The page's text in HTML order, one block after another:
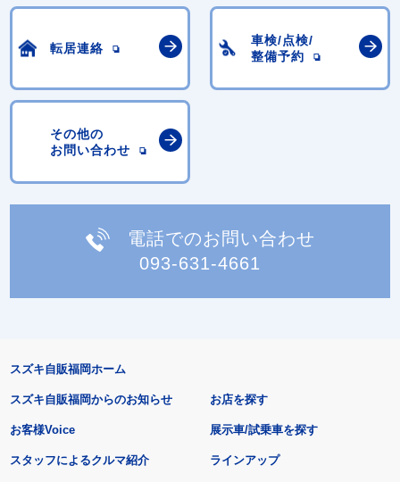
転居連絡
車検/点検/
整備予約
その他の
お問い合わせ
電話でのお問い合わせ
093-631-4661
スズキ自販福岡ホーム
スズキ自販福岡からのお知らせ
お客様Voice
スタッフによるクルマ紹介
お店を探す
展示車/試乗車を探す
ラインアップ